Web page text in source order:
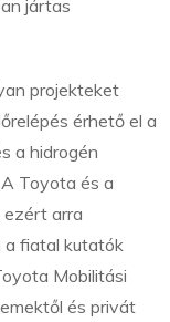
jártas
projekteket
érhető el a
a hidrogén
Toyota és a
arra
a fiatal kutatók
Mobilitási
és privát